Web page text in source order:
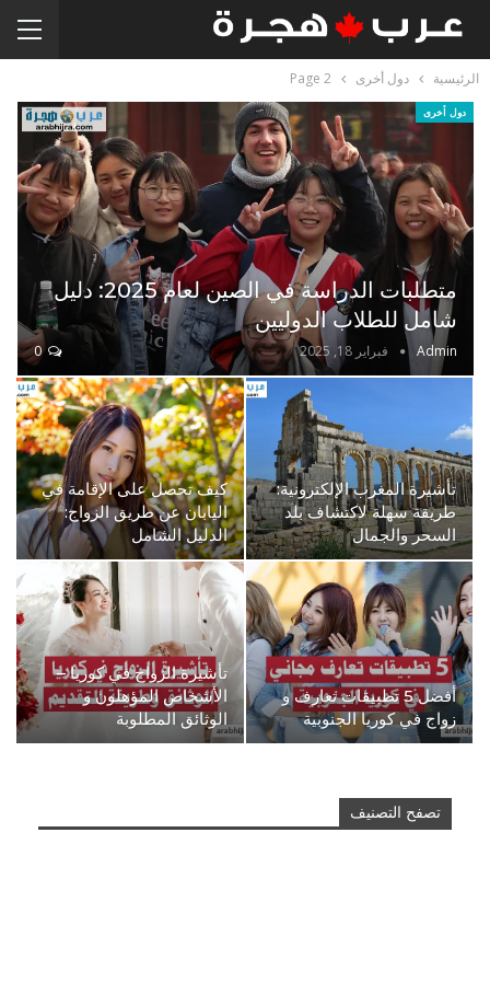
الرئيسية دول أخرى Page 2
دول أخرى
متطلبات الدراسة في الصين لعام 2025: دليل
شامل للطلاب الدوليين
Admin فبراير 18, 2025 0
تأشيرة المغرب الإلكترونية:
طريقة سهلة لاكتشاف بلد
السحر والجمال
كيف تحصل على الإقامة في
اليابان عن طريق الزواج:
الدليل الشامل
أفضل 5 تطبيقات تعارف و
زواج في كوريا الجنوبية
تأشيرة الزواج في كوريا –
الأشخاص المؤهلون و
الوثائق المطلوبة
تصفح التصنيف